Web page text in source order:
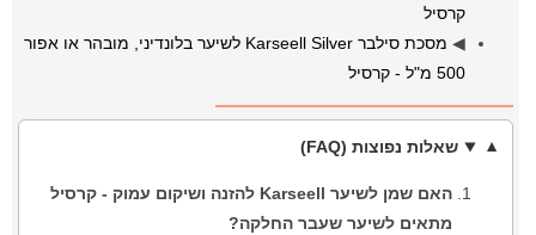
קרסיל
◀
מסכת סילבר Karseell Silver לשיער בלונדיני, מובהר או אפור
500 מ"ל - קרסיל
שאלות נפוצות (FAQ)
האם שמן לשיער Karseell להזנה ושיקום עמוק - קרסיל
מתאים לשיער שעבר החלקה?